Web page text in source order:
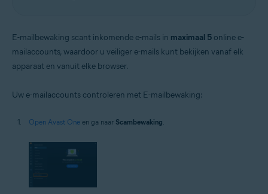
E-mailbewaking scant inkomende e-mails in maximaal 5 online e-
mailaccounts, waardoor u veiliger e-mails kunt bekijken vanaf elk
apparaat en vanuit elke browser.
Uw e-mailaccounts controleren met E-mailbewaking:
Open Avast One en ga naar Scambewaking